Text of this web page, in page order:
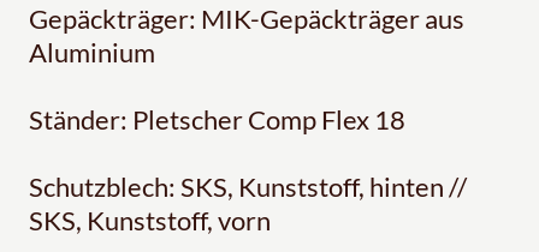
Gepäckträger: MIK-Gepäckträger aus
Aluminium
Ständer: Pletscher Comp Flex 18
Schutzblech: SKS, Kunststoff, hinten //
SKS, Kunststoff, vorn